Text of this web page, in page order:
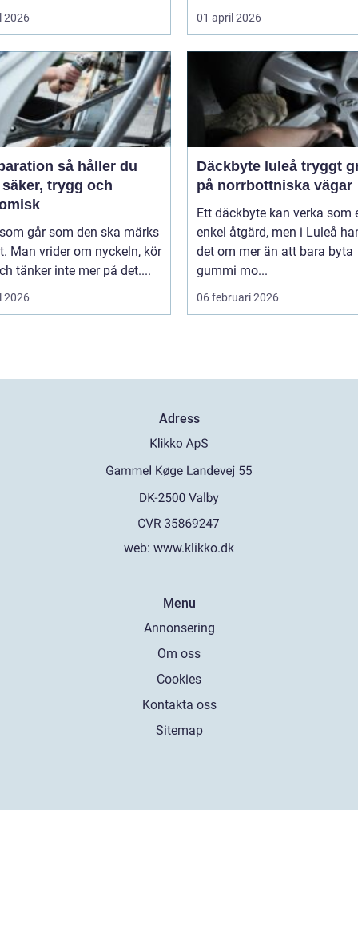
2026 01 april 2026
så håller du
trygg och
går som den ska märks
Man vrider om nyckeln, kör
tänker inte mer på det....
2026
Däckbyte luleå tryggt grepp
på norrbottniska vägar
Ett däckbyte kan verka som
enkel åtgärd, men i Luleå
det om mer än att bara byta
gummi mo...
06 februari 2026
Adress
web: www.klikko.dk
Menu
Annonsering
Om oss
Cookies
Kontakta oss
Sitemap